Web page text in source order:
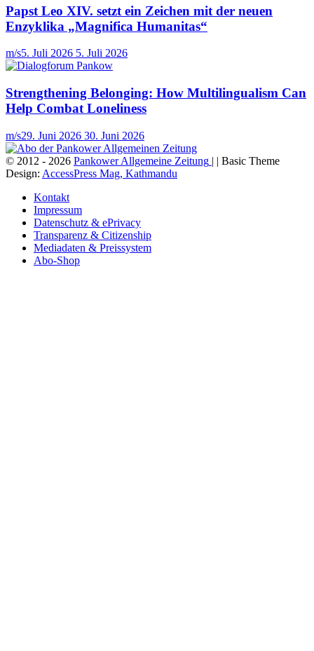
Papst Leo XIV. setzt ein Zeichen mit der neuen
Enzyklika „Magnifica Humanitas“
m/s5. Juli 2026 5. Juli 2026
Strengthening Belonging: How Multilingualism Can
Help Combat Loneliness
m/s29. Juni 2026 30. Juni 2026
© 2012 - 2026 Pankower Allgemeine Zeitung | | Basic Theme
Design: AccessPress Mag, Kathmandu
Kontakt
Impressum
Datenschutz & ePrivacy
Transparenz & Citizenship
Mediadaten & Preissystem
Abo-Shop